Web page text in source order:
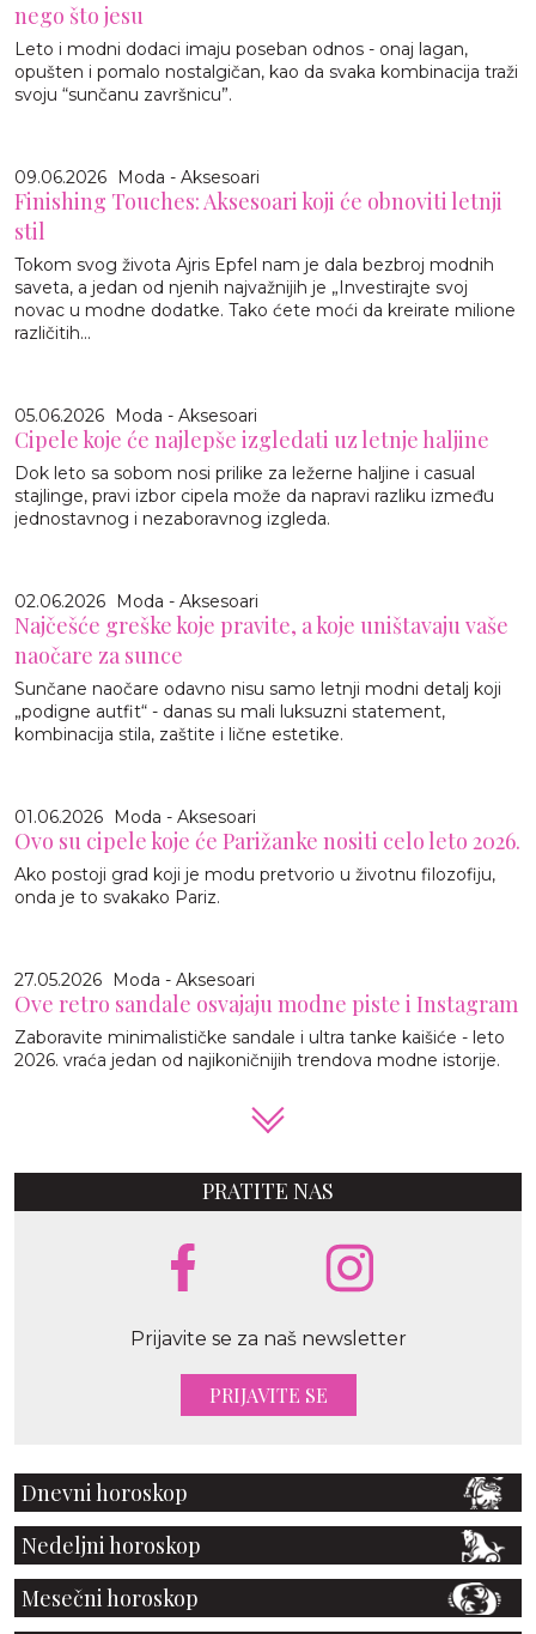
nego što jesu
Leto i modni dodaci imaju poseban odnos - onaj lagan,
opušten i pomalo nostalgičan, kao da svaka kombinacija traži
svoju “sunčanu završnicu”.
09.06.2026 Moda - Aksesoari
Finishing Touches: Aksesoari koji će obnoviti letnji
stil
Tokom svog života Ajris Epfel nam je dala bezbroj modnih
saveta, a jedan od njenih najvažnijih je „Investirajte svoj
novac u modne dodatke. Tako ćete moći da kreirate milione
različitih...
05.06.2026 Moda - Aksesoari
Cipele koje će najlepše izgledati uz letnje haljine
Dok leto sa sobom nosi prilike za ležerne haljine i casual
stajlinge, pravi izbor cipela može da napravi razliku između
jednostavnog i nezaboravnog izgleda.
02.06.2026 Moda - Aksesoari
Najčešće greške koje pravite, a koje uništavaju vaše
naočare za sunce
Sunčane naočare odavno nisu samo letnji modni detalj koji
„podigne autfit“ - danas su mali luksuzni statement,
kombinacija stila, zaštite i lične estetike.
01.06.2026 Moda - Aksesoari
Ovo su cipele koje će Parižanke nositi celo leto 2026.
Ako postoji grad koji je modu pretvorio u životnu filozofiju,
onda je to svakako Pariz.
27.05.2026 Moda - Aksesoari
Ove retro sandale osvajaju modne piste i Instagram
Zaboravite minimalističke sandale i ultra tanke kaišiće - leto
2026. vraća jedan od najikoničnijih trendova modne istorije.
PRATITE NAS
Prijavite se za naš newsletter
PRIJAVITE SE
Dnevni horoskop
Nedeljni horoskop
Mesečni horoskop